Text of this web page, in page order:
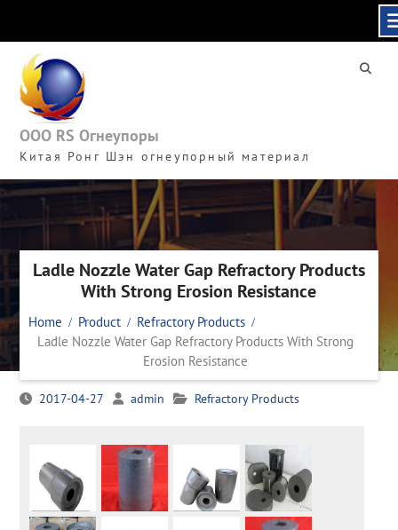
content
ООО RS Огнеупоры
Китая Ронг Шэн огнеупорный материал
Ladle Nozzle Water Gap Refractory Products
With Strong Erosion Resistance
Home Product
Refractory Products
Ladle Nozzle Water Gap Refractory Products With Strong
Erosion Resistance
2017-04-27 admin Refractory Products